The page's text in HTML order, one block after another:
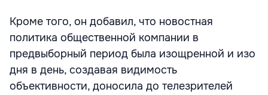
Кроме того, он добавил, что новостная
политика общественной компании в
предвыборный период была изощренной и изо
дня в день, создавая видимость
объективности, доносила до телезрителей